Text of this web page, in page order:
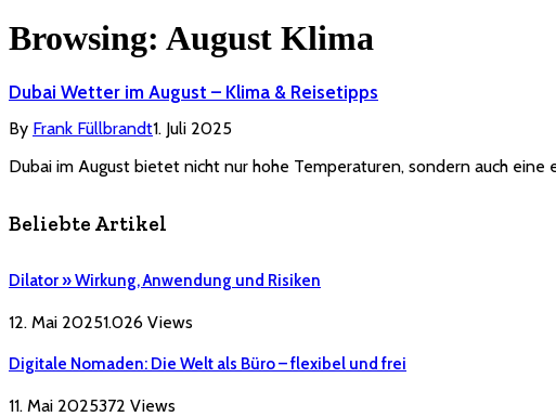
Browsing: August Klima
Dubai Wetter im August – Klima & Reisetipps
By Frank Füllbrandt1. Juli 2025
Dubai im August bietet nicht nur hohe Temperaturen, sondern auch
Beliebte Artikel
Dilator » Wirkung, Anwendung und Risiken
12. Mai 20251.026 Views
Digitale Nomaden: Die Welt als Büro – flexibel und frei
11. Mai 2025372 Views